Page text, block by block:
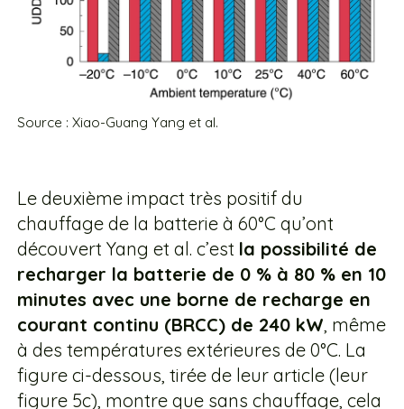
Source : Xiao-Guang Yang et al.
Le deuxième impact très positif du
chauffage de la batterie à 60°C qu’ont
découvert Yang et al. c’est la possibilité de
recharger la batterie de 0 % à 80 % en 10
minutes avec une borne de recharge en
courant continu (BRCC) de 240 kW, même
à des températures extérieures de 0°C. La
figure ci-dessous, tirée de leur article (leur
figure 5c), montre que sans chauffage, cela